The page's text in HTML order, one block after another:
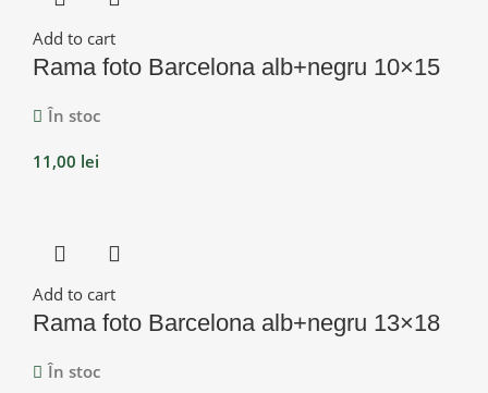
Add to cart
Rama foto Barcelona alb+negru 10×15
În stoc
11,00 lei
Add to cart
Rama foto Barcelona alb+negru 13×18
În stoc